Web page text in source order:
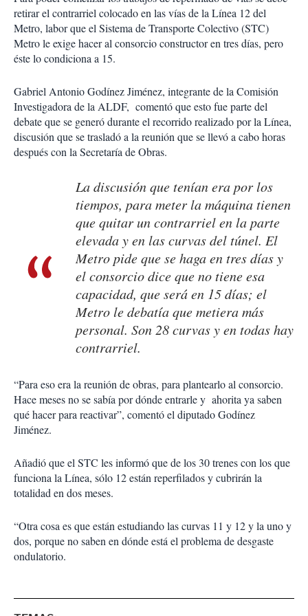
retirar el contrarriel colocado en las vías de la Línea 12 del
Metro, labor que el Sistema de Transporte Colectivo (STC)
Metro le exige hacer al consorcio constructor en tres días, pero
éste lo condiciona a 15.
Gabriel Antonio Godínez Jiménez, integrante de la Comisión
Investigadora de la ALDF, comentó que esto fue parte del
debate que se generó durante el recorrido realizado por la Línea,
discusión que se trasladó a la reunión que se llevó a cabo horas
después con la Secretaría de Obras.
La discusión que tenían era por los
tiempos, para meter la máquina tienen
que quitar un contrarriel en la parte
elevada y en las curvas del túnel. El
Metro pide que se haga en tres días y
el consorcio dice que no tiene esa
capacidad, que será en 15 días; el
Metro le debatía que metiera más
personal. Son 28 curvas y en todas hay
contrarriel.
“Para eso era la reunión de obras, para plantearlo al consorcio.
Hace meses no se sabía por dónde entrarle y ahorita ya saben
qué hacer para reactivar”, comentó el diputado Godínez
Jiménez.
Añadió que el STC les informó que de los 30 trenes con los que
funciona la Línea, sólo 12 están reperfilados y cubrirán la
totalidad en dos meses.
“Otra cosa es que están estudiando las curvas 11 y 12 y la uno y
dos, porque no saben en dónde está el problema de desgaste
ondulatorio.